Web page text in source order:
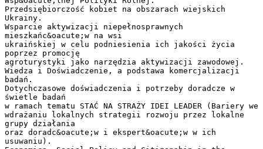
Przedsiębiorczość kobiet na obszarach wiejskich
Ukrainy.
Wsparcie aktywizacji niepełnosprawnych
mieszkańc&oacute;w na wsi
ukraińskiej w celu podniesienia ich jakości życia
poprzez promocję
agroturystyki jako narzędzia aktywizacji zawodowej.
Wiedza i Doświadczenie, a podstawa komercjalizacji
badań.
Dotychczasowe doświadczenia i potrzeby doradcze w
świetle badań
w ramach tematu STAĆ NA STRAŻY IDEI LEADER (Bariery we
wdrażaniu lokalnych strategii rozwoju przez lokalne
grupy działania
oraz doradc&oacute;w i ekspert&oacute;w w ich
usuwaniu).